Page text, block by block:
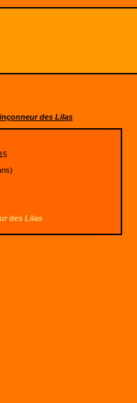
des Lilas
des Lilas